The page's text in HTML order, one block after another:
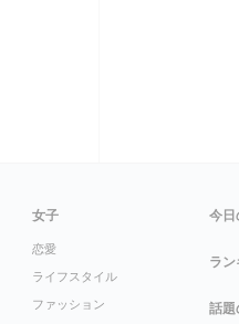
女子
恋愛
ライフスタイル
ファッション
今日
ラン
話題